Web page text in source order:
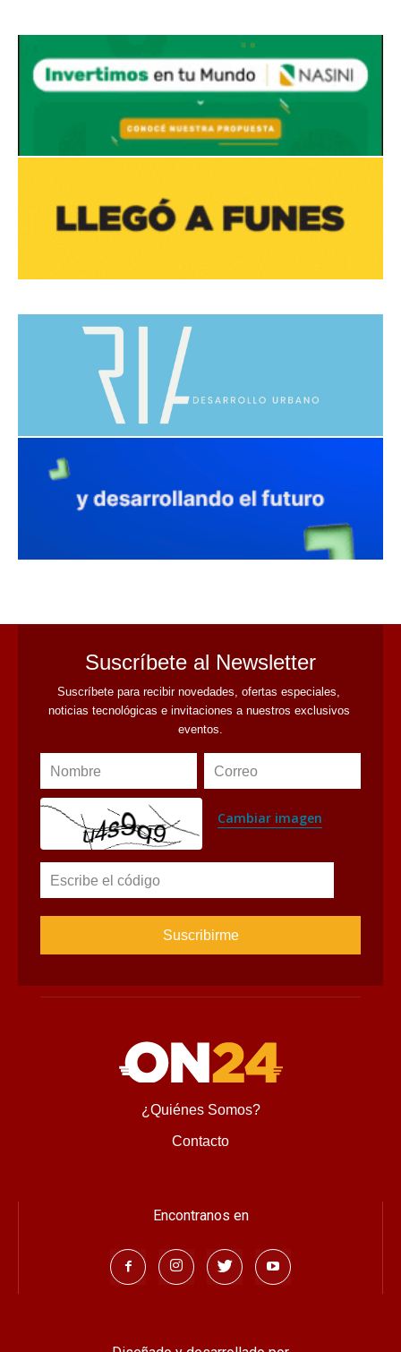
Suscríbete al Newsletter
Suscríbete para recibir novedades, ofertas especiales,
noticias tecnológicas e invitaciones a nuestros exclusivos
eventos.
Nombre Correo
Cambiar imagen
Escribe el código
¿Quiénes Somos?
Contacto
Encontranos en